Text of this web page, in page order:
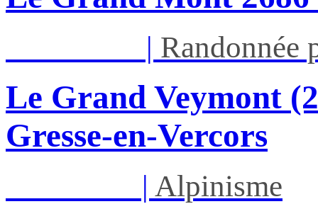
| Randonnée
Le Grand Veymont
Gresse-en-Vercors
| Alpinisme